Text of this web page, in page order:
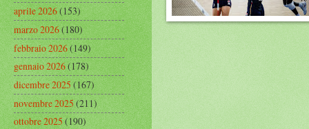
aprile 2026(153)
marzo 2026(180)
febbraio 2026(149)
gennaio 2026(178)
dicembre 2025(167)
novembre 2025(211)
ottobre 2025(190)